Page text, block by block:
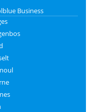
Business